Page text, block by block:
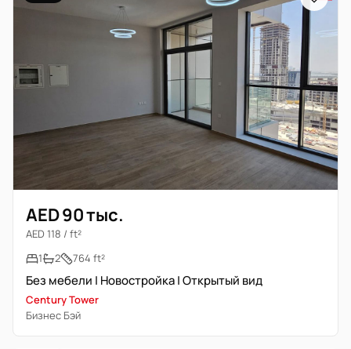
AED 90 тыс.
AED 118 / ft²
1
2 764 ft²
Без мебели | Новостройка | Открытый вид
Century Tower
Бизнес Бэй